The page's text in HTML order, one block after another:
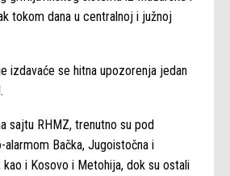
tokom dana u centralnoj i južnoj
izdavaće se hitna upozorenja jedan
sajtu RHMZ, trenutno su pod
Bačka, Jugoistočna i
kao i Kosovo i Metohija, dok su ostali